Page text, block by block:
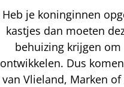
Heb je koninginnen
kastjes dan moeten
behuizing krijgen
ontwikkelen. Dus
van Vlieland, Marken